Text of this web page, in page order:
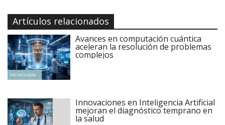
Artículos relacionados
TECNOLOGÍA
Avances en computación cuántica
aceleran la resolución de problemas
complejos
Innovaciones en Inteligencia Artificial
mejoran el diagnóstico temprano en
la salud